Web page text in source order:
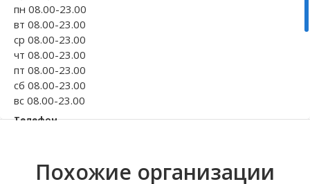
Волгоградская область
Кировоградская область
Восточно-Казахстанская область
пн 08.00-23.00
вт 08.00-23.00
ср 08.00-23.00
чт 08.00-23.00
пт 08.00-23.00
сб 08.00-23.00
вс 08.00-23.00
Телефон
Исправить неточность
Похожие организации